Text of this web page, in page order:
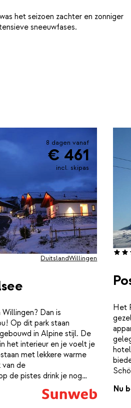
het seizoen zachter en zonniger
sneeuwfases.
8 dagen vanaf
€ 461
incl. skipas
DuitslandWillingen
Dan is
Op dit park staan
in Alpine stijl. De
het interieur en je voelt je
met lekkere warme
van de
de pistes drink je nog
en maak je je klaar voor
vorkje mee in het
Het
bieden heeft. Boek
tot
Nu